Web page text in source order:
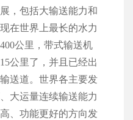
包括大输送能力和
在世界上最长的水力
公里，带式输送机
公里了，并且已经出
送道。世界各主要发
大运量连续输送能力
、功能更好的方向发